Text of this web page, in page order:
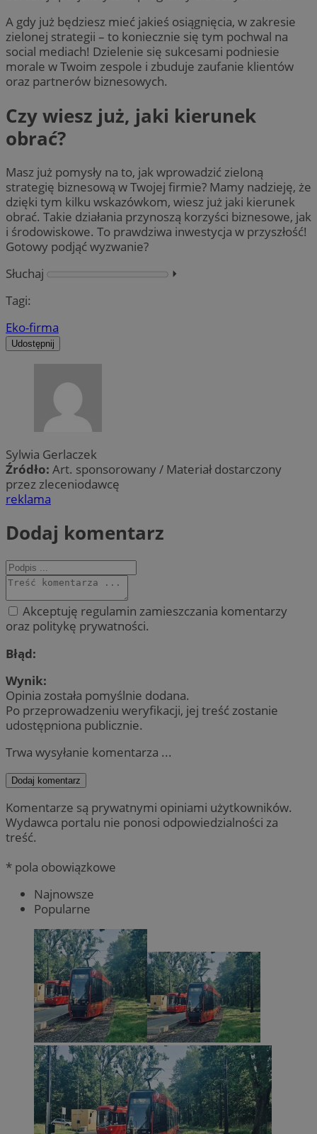
A gdy już będziesz mieć jakieś osiągnięcia, w zakresie
zielonej strategii – to koniecznie się tym pochwal na
social mediach! Dzielenie się sukcesami podniesie
morale w Twoim zespole i zbuduje zaufanie klientów
oraz partnerów biznesowych.
Czy wiesz już, jaki kierunek
obrać?
Masz już pomysły na to, jak wprowadzić zieloną
strategię biznesową w Twojej firmie? Mamy nadzieję, że
dzięki tym kilku wskazówkom, wiesz już jaki kierunek
obrać. Takie działania przynoszą korzyści biznesowe, jak
i środowiskowe. To prawdziwa inwestycja w przyszłość!
Gotowy podjąć wyzwanie?
Słuchaj
⏵︎
Tagi:
Eko-firma
Udostępnij
Sylwia Gerlaczek
Źródło: Art. sponsorowany / Materiał dostarczony
przez zleceniodawcę
reklama
Dodaj komentarz
Akceptuję regulamin zamieszczania komentarzy
oraz politykę prywatności.
Błąd:
Wynik:
Opinia została pomyślnie dodana.
Po przeprowadzeniu weryfikacji, jej treść zostanie
udostępniona publicznie.
Trwa wysyłanie komentarza ...
Dodaj komentarz
Komentarze są prywatnymi opiniami użytkowników.
Wydawca portalu nie ponosi odpowiedzialności za
treść.
* pola obowiązkowe
Najnowsze
Popularne